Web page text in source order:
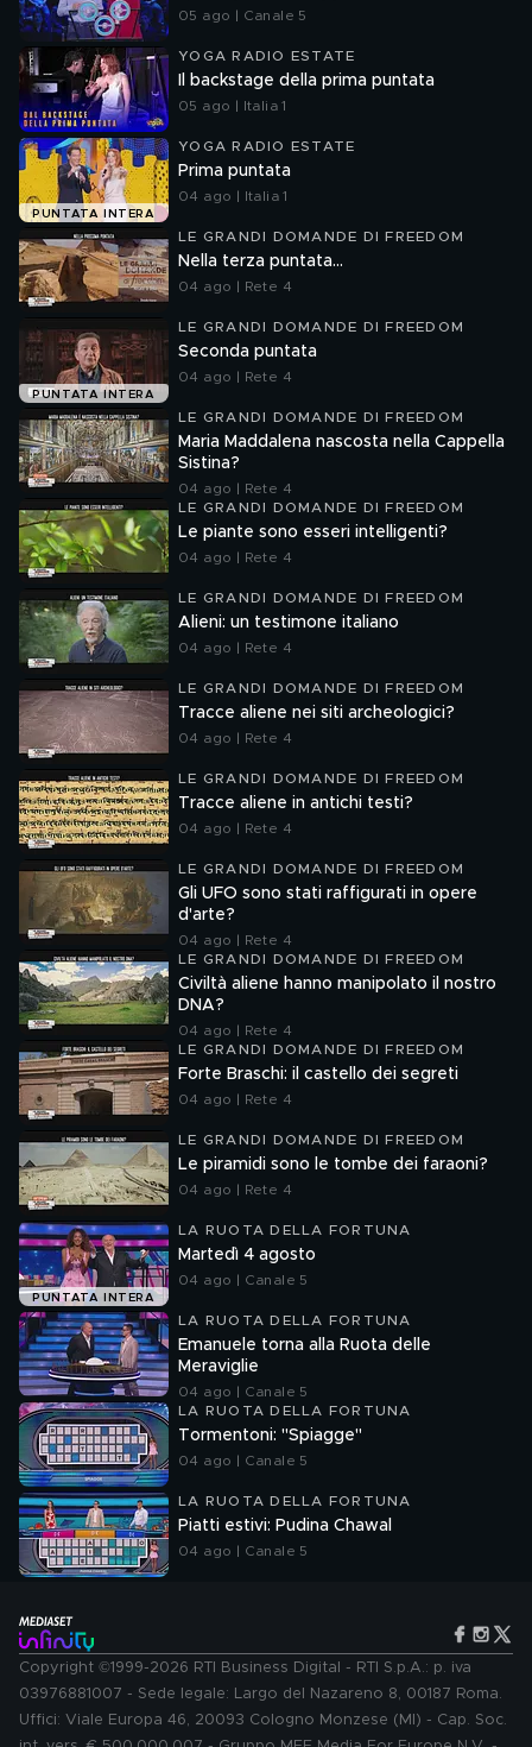
05 ago | Canale 5
YOGA RADIO ESTATE
Il backstage della prima puntata
05 ago | Italia 1
PUNTATA INTERA
YOGA RADIO ESTATE
Prima puntata
04 ago | Italia 1
LE GRANDI DOMANDE DI FREEDOM
Nella terza puntata...
04 ago | Rete 4
PUNTATA INTERA
LE GRANDI DOMANDE DI FREEDOM
Seconda puntata
04 ago | Rete 4
LE GRANDI DOMANDE DI FREEDOM
Maria Maddalena nascosta nella Cappella
Sistina?
04 ago | Rete 4
LE GRANDI DOMANDE DI FREEDOM
Le piante sono esseri intelligenti?
04 ago | Rete 4
LE GRANDI DOMANDE DI FREEDOM
Alieni: un testimone italiano
04 ago | Rete 4
LE GRANDI DOMANDE DI FREEDOM
Tracce aliene nei siti archeologici?
04 ago | Rete 4
LE GRANDI DOMANDE DI FREEDOM
Tracce aliene in antichi testi?
04 ago | Rete 4
LE GRANDI DOMANDE DI FREEDOM
Gli UFO sono stati raffigurati in opere
d'arte?
04 ago | Rete 4
LE GRANDI DOMANDE DI FREEDOM
Civiltà aliene hanno manipolato il nostro
DNA?
04 ago | Rete 4
LE GRANDI DOMANDE DI FREEDOM
Forte Braschi: il castello dei segreti
04 ago | Rete 4
LE GRANDI DOMANDE DI FREEDOM
Le piramidi sono le tombe dei faraoni?
04 ago | Rete 4
PUNTATA INTERA
LA RUOTA DELLA FORTUNA
Martedì 4 agosto
04 ago | Canale 5
LA RUOTA DELLA FORTUNA
Emanuele torna alla Ruota delle
Meraviglie
04 ago | Canale 5
LA RUOTA DELLA FORTUNA
Tormentoni: "Spiagge"
04 ago | Canale 5
LA RUOTA DELLA FORTUNA
Piatti estivi: Pudina Chawal
04 ago | Canale 5
Copyright ©1999-2026 RTI Business Digital - RTI S.p.A.: p. iva
03976881007 - Sede legale: Largo del Nazareno 8, 00187 Roma.
Uffici: Viale Europa 46, 20093 Cologno Monzese (MI) - Cap. Soc.